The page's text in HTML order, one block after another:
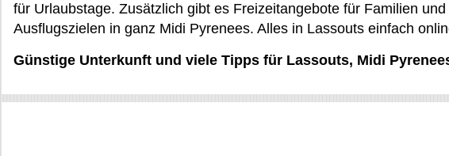
für Urlaubstage. Zusätzlich gibt es Freizeitangebote für Familien
Ausflugszielen in ganz Midi Pyrenees. Alles in Lassouts einfach
Günstige Unterkunft und viele Tipps für Lassouts, Midi